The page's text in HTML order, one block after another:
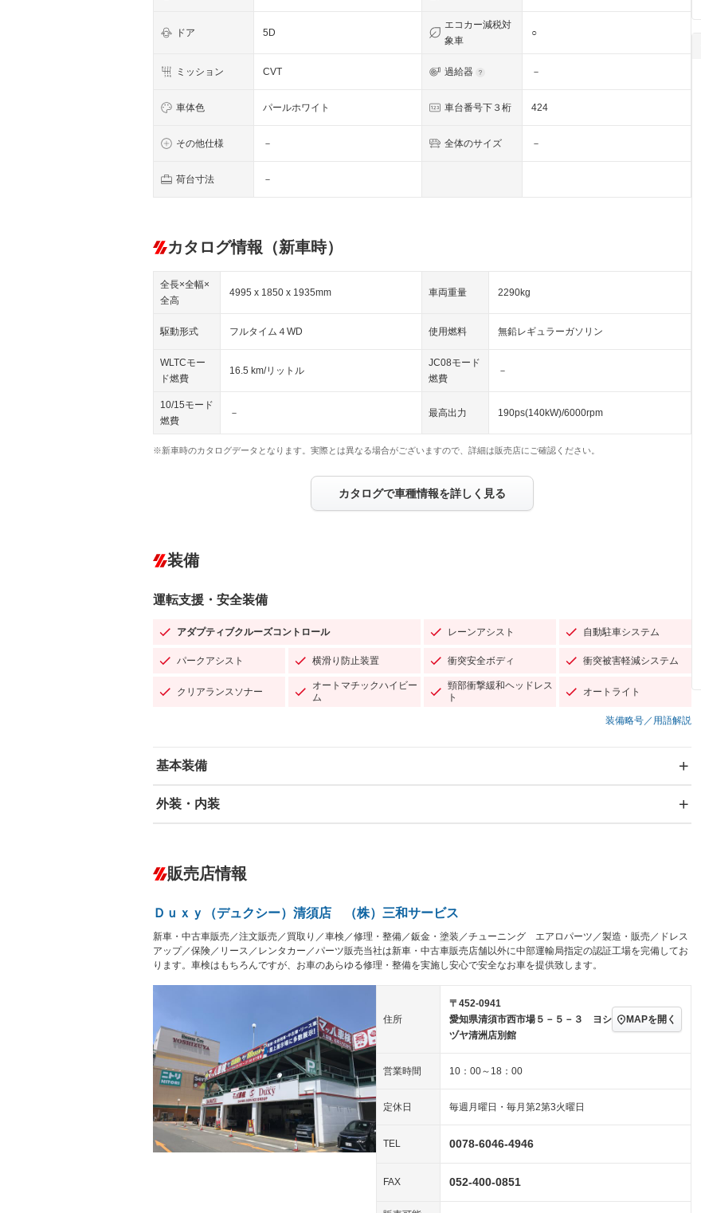
ドア 5D
エコカー減税対
象車
○
ミッション CVT 過給器 －
車体色 パールホワイト 車台番号下３桁 424
その他仕様 － 全体のサイズ －
荷台寸法 －
カタログ情報（新車時）
全長×全幅×
全高
4995 x 1850 x 1935mm 車両重量 2290kg
駆動形式 フルタイム４WD 使用燃料 無鉛レギュラーガソリン
WLTCモー
ド燃費
16.5 km/リットル
JC08モード
燃費
－
10/15モード
燃費
－ 最高出力 190ps(140kW)/6000rpm
※新車時のカタログデータとなります。実際とは異なる場合がございますので、詳細は販売店にご確認ください。
カタログで車種情報を詳しく見る
装備
運転支援・安全装備
アダプティブクルーズコントロール レーンアシスト 自動駐車システム
パークアシスト 横滑り防止装置 衝突安全ボディ 衝突被害軽減システム
クリアランスソナー
オートマチックハイビー
ム
頸部衝撃緩和ヘッドレス
ト
オートライト
装備略号／用語解説
基本装備
エアバッグ：運転席/助手席/サイド
－ ダウンヒルアシストコントロール
Bluetooth接続 100V電源 － クリーンディーゼル
－ レンタカーアップ － 展示・試乗車 電動格納ミラー
外装・内装
オーディオ：CDまたはCDチェンジャー
－
ー
革シート － ハーフレザーシート
LEDヘッドランプ － HID(キセノンライト) － ポータブルナビ バックカメラ
ETC2.0 － エアロ スマートキー － ローダウン
3列シート
フルフラットシート － チップアップシート オットマン 電動格納サードシート
シートヒーター － ウォークスルー
フロントカメラ シートエアコン
－ ルーフレール － エアサスペンション
販売店情報
Ｄｕｘｙ（デュクシー）清須店 （株）三和サービス
新車・中古車販売／注文販売／買取り／車検／修理・整備／鈑金・塗装／チューニング エアロパーツ／製造・販売／ドレス
アップ／保険／リース／レンタカー／パーツ販売当社は新車・中古車販売店舗以外に中部運輸局指定の認証工場を完備してお
ります。車検はもちろんですが、お車のあらゆる修理・整備を実施し安心で安全なお車を提供致します。
住所
〒452-0941
愛知県清須市西市場５－５－３ ヨシ
ヅヤ清洲店別館
MAPを開く
営業時間 10：00～18：00
定休日 毎週月曜日・毎月第2第3火曜日
TEL 0078-6046-4946
FAX 052-400-0851